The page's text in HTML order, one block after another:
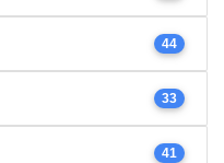
44
33
41